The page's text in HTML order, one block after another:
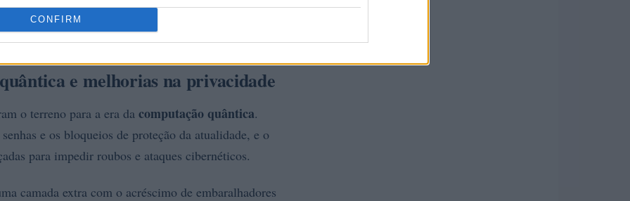
CONFIRM
e melhorias na privacidade
o terreno para a era da computação quântica.
e os bloqueios de proteção da atualidade, e o
para impedir roubos e ataques cibernéticos.
camada extra com o acréscimo de embaralhadores